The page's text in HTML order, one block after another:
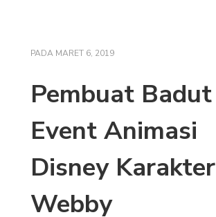
PADA MARET 6, 2019
Pembuat Badut
Event Animasi
Disney Karakter
Webby